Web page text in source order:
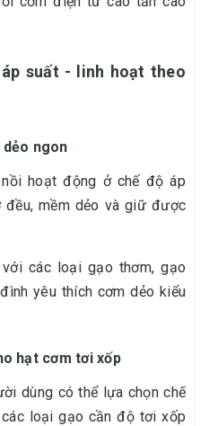
suất - linh hoạt theo
ngon
hoạt động ở chế độ áp
mềm dẻo và giữ được
các loại gạo thơm, gạo
yêu thích cơm dẻo kiểu
hạt cơm tơi xốp
dùng có thể lựa chọn chế
loại gạo cần độ tơi xốp